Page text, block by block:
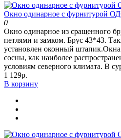
Окно одинарное с фурнитурой
0
Окно одинарное из сращенного
петлями и замком. Брус 43*43.
установлен оконный штапик.Окна
сосны, как наиболее
условиям северного климата. В
1 129р.
В корзину